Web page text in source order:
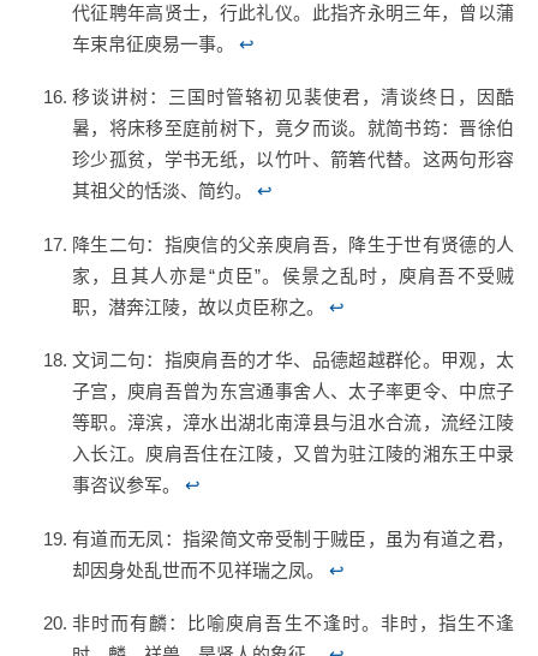
代征聘年高贤士，行此礼仪。此指齐永明三年，曾以蒲
车束帛征庾易一事。 ↩
移谈讲树：三国时管辂初见裴使君，清谈终日，因酷
暑，将床移至庭前树下，竟夕而谈。就简书筠：晋徐伯
珍少孤贫，学书无纸，以竹叶、箭箬代替。这两句形容
其祖父的恬淡、简约。 ↩
降生二句：指庾信的父亲庾肩吾，降生于世有贤德的人
家，且其人亦是“贞臣”。侯景之乱时，庾肩吾不受贼
职，潜奔江陵，故以贞臣称之。 ↩
文词二句：指庾肩吾的才华、品德超越群伦。甲观，太
子宫，庾肩吾曾为东宫通事舍人、太子率更令、中庶子
等职。漳滨，漳水出湖北南漳县与沮水合流，流经江陵
入长江。庾肩吾住在江陵，又曾为驻江陵的湘东王中录
事咨议参军。 ↩
有道而无凤：指梁简文帝受制于贼臣，虽为有道之君，
却因身处乱世而不见祥瑞之凤。 ↩
非时而有麟：比喻庾肩吾生不逢时。非时，指生不逢